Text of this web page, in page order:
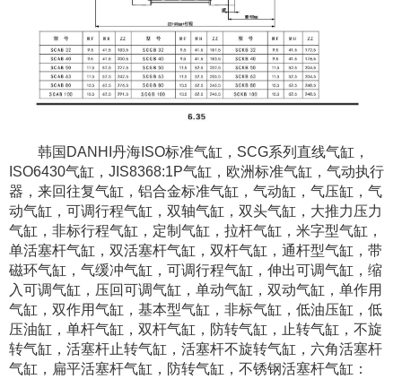
韩国DANHI丹海ISO标准气缸，SCG系列直线气缸，
ISO6430气缸，JIS8368:1P气缸，欧洲标准气缸，气动执行
器，来回往复气缸，铝合金标准气缸，气动缸，气压缸，气
动气缸，可调行程气缸，双轴气缸，双头气缸，大推力压力
气缸，非标行程气缸，定制气缸，拉杆气缸，米字型气缸，
单活塞杆气缸，双活塞杆气缸，双杆气缸，通杆型气缸，带
磁环气缸，气缓冲气缸，可调行程气缸，伸出可调气缸，缩
入可调气缸，压回可调气缸，单动气缸，双动气缸，单作用
气缸，双作用气缸，基本型气缸，非标气缸，低油压缸，低
压油缸，单杆气缸，双杆气缸，防转气缸，止转气缸，不旋
转气缸，活塞杆止转气缸，活塞杆不旋转气缸，六角活塞杆
气缸，扁平活塞杆气缸，防转气缸，不锈钢活塞杆气缸：